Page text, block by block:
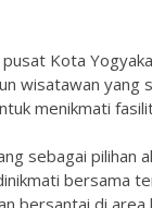
Kota
wisatawan
menikmati
sebagai pilihan
bersama